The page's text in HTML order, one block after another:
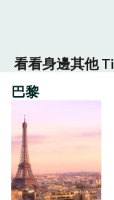
看看身邊其他
巴黎